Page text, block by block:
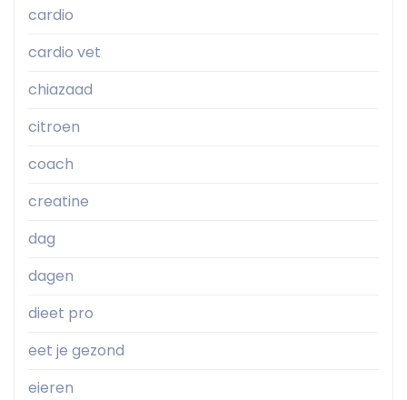
cardio
cardio vet
chiazaad
citroen
coach
creatine
dag
dagen
dieet pro
eet je gezond
eieren